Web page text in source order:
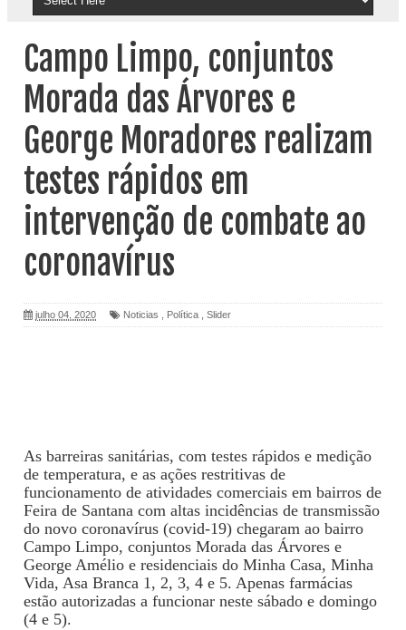
Campo Limpo, conjuntos
Morada das Árvores e
George Moradores realizam
testes rápidos em
intervenção de combate ao
coronavírus
julho 04, 2020 Noticias Política Slider
As barreiras sanitárias, com testes rápidos e medição
de temperatura, e as ações restritivas de
funcionamento de atividades comerciais em bairros de
Feira de Santana com altas incidências de transmissão
do novo coronavírus (covid-19) chegaram ao bairro
Campo Limpo, conjuntos Morada das Árvores e
George Amélio e residenciais do Minha Casa, Minha
Vida, Asa Branca 1, 2, 3, 4 e 5. Apenas farmácias
estão autorizadas a funcionar neste sábado e domingo
(4 e 5).